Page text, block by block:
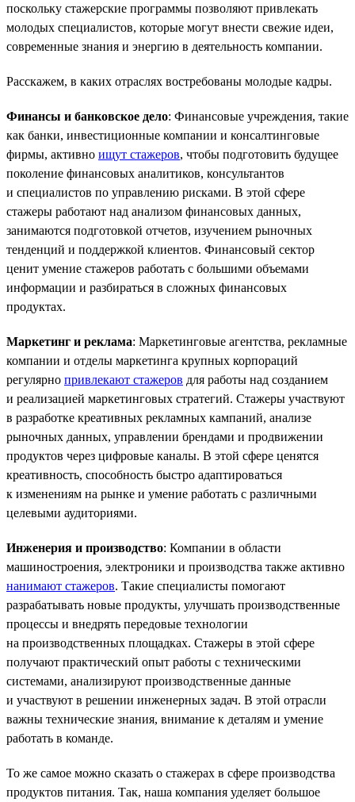
поскольку стажерские программы позволяют привлекать
молодых специалистов, которые могут внести свежие идеи,
современные знания и энергию в деятельность компании.
Расскажем, в каких отраслях востребованы молодые кадры.
Финансы и банковское дело: Финансовые учреждения, такие
как банки, инвестиционные компании и консалтинговые
фирмы, активно ищут стажеров, чтобы подготовить будущее
поколение финансовых аналитиков, консультантов
и специалистов по управлению рисками. В этой сфере
стажеры работают над анализом финансовых данных,
занимаются подготовкой отчетов, изучением рыночных
тенденций и поддержкой клиентов. Финансовый сектор
ценит умение стажеров работать с большими объемами
информации и разбираться в сложных финансовых
продуктах.
Маркетинг и реклама: Маркетинговые агентства, рекламные
компании и отделы маркетинга крупных корпораций
регулярно привлекают стажеров для работы над созданием
и реализацией маркетинговых стратегий. Стажеры участвуют
в разработке креативных рекламных кампаний, анализе
рыночных данных, управлении брендами и продвижении
продуктов через цифровые каналы. В этой сфере ценятся
креативность, способность быстро адаптироваться
к изменениям на рынке и умение работать с различными
целевыми аудиториями.
Инженерия и производство: Компании в области
машиностроения, электроники и производства также активно
нанимают стажеров. Такие специалисты помогают
разрабатывать новые продукты, улучшать производственные
процессы и внедрять передовые технологии
на производственных площадках. Стажеры в этой сфере
получают практический опыт работы с техническими
системами, анализируют производственные данные
и участвуют в решении инженерных задач. В этой отрасли
важны технические знания, внимание к деталям и умение
работать в команде.
То же самое можно сказать о стажерах в сфере производства
продуктов питания. Так, наша компания уделяет большое